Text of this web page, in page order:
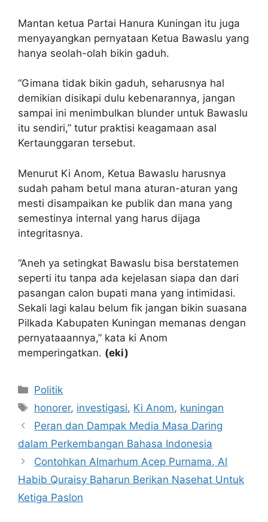
Mantan ketua Partai Hanura Kuningan itu juga
menyayangkan pernyataan Ketua Bawaslu yang
hanya seolah-olah bikin gaduh.
“Gimana tidak bikin gaduh, seharusnya hal
demikian disikapi dulu kebenarannya, jangan
sampai ini menimbulkan blunder untuk Bawaslu
itu sendiri,” tutur praktisi keagamaan asal
Kertaunggaran tersebut.
Menurut Ki Anom, Ketua Bawaslu harusnya
sudah paham betul mana aturan-aturan yang
mesti disampaikan ke publik dan mana yang
semestinya internal yang harus dijaga
integritasnya.
“Aneh ya setingkat Bawaslu bisa berstatemen
seperti itu tanpa ada kejelasan siapa dan dari
pasangan calon bupati mana yang intimidasi.
Sekali lagi kalau belum fik jangan bikin suasana
Pilkada Kabupaten Kuningan memanas dengan
pernyataaannya,” kata ki Anom
memperingatkan. (eki)
Kategori
Politik
Tag
honorer, investigasi, Ki Anom, kuningan
Peran dan Dampak Media Masa Daring
dalam Perkembangan Bahasa Indonesia
Contohkan Almarhum Acep Purnama, Al
Habib Quraisy Baharun Berikan Nasehat Untuk
Ketiga Paslon